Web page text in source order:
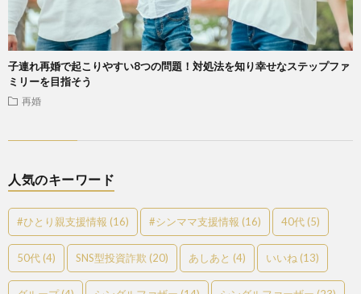
子連れ再婚で起こりやすい8つの問題！対処法を知り幸せなステップファ
ミリーを目指そう
再婚
人気のキーワード
#ひとり親支援情報 (16) #シンママ支援情報 (16) 40代 (5)
50代 (4) SNS型投資詐欺 (20) あしあと (4) いいね (13)